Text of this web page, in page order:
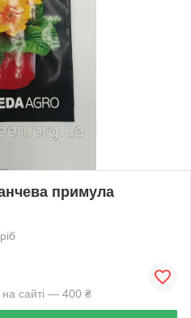
примула
сайті — 400 ₴